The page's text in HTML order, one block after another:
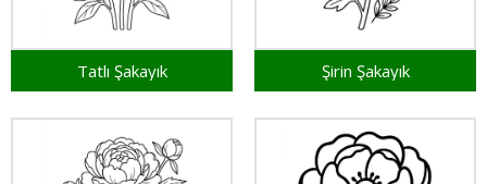
Tatlı Şakayık Şirin Şakayık